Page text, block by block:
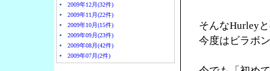
2009年12月(32件)
2009年11月(22件)
2009年10月(15件)
2009年09月(23件)
2009年08月(42件)
2009年07月(2件)
そんなHurley
今度はビラボ